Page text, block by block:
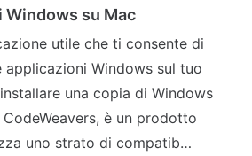
Windows su Mac
utile che ti consente di
applicazioni Windows sul tuo
una copia di Windows
è un prodotto
uno strato di compatib…